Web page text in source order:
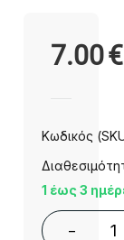
7.00€
Κωδικός
1 έως 3
−